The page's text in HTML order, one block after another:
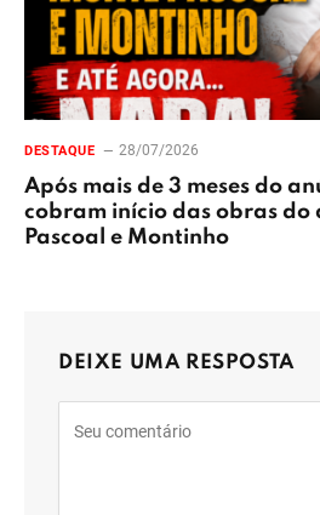
DESTAQUE 28/07/2026
Após mais de 3 meses do
cobram início das obras do
Pascoal e Montinho
DEIXE UMA RESPOSTA